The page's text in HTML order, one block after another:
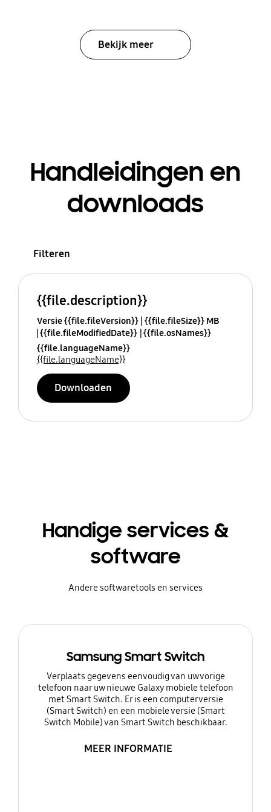
Bekijk meer
Handleidingen en
downloads
Filteren
{{file.description}}
Versie {{file.fileVersion}} {{file.fileSize}} MB
{{file.fileModifiedDate}} {{file.osNames}}
{{file.languageName}}
{{file.languageName}}
Downloaden
Handige services &
software
Andere softwaretools en services
Samsung Smart Switch
Verplaats gegevens eenvoudig van uw vorige
telefoon naar uw nieuwe Galaxy mobiele telefoon
met Smart Switch. Er is een computerversie
(Smart Switch) en een mobiele versie (Smart
Switch Mobile) van Smart Switch beschikbaar.
MEER INFORMATIE